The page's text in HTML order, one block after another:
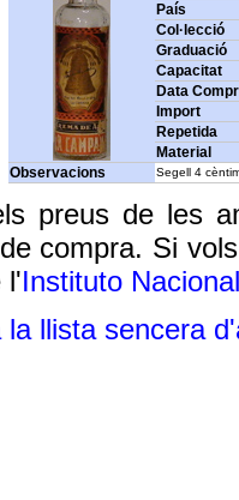
País
Col·lecció
Graduació
Capacitat
Data
Import
Repetida
Material
Observacions
Segell 4
preus de les
compra. Si
l'Instituto
la llista sencera